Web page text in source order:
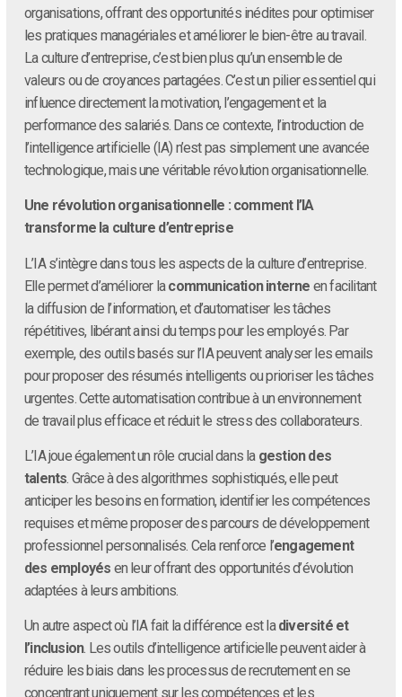
organisations, offrant des opportunités inédites pour optimiser
les pratiques managériales et améliorer le bien-être au travail.
La culture d’entreprise, c’est bien plus qu’un ensemble de
valeurs ou de croyances partagées. C’est un pilier essentiel qui
influence directement la motivation, l’engagement et la
performance des salariés. Dans ce contexte, l’introduction de
l’intelligence artificielle (IA) n’est pas simplement une avancée
technologique, mais une véritable révolution organisationnelle.
Une révolution organisationnelle : comment l’IA
transforme la culture d’entreprise
L’IA s’intègre dans tous les aspects de la culture d’entreprise.
Elle permet d’améliorer lacommunication interne en facilitant
la diffusion de l’information, et d’automatiser les tâches
répétitives, libérant ainsi du temps pour les employés. Par
exemple, des outils basés sur l’IA peuvent analyser les emails
pour proposer des résumés intelligents ou prioriser les tâches
urgentes. Cette automatisation contribue à un environnement
de travail plus efficace et réduit le stress des collaborateurs.
L’IA joue également un rôle crucial dans la gestion des
talents. Grâce à des algorithmes sophistiqués, elle peut
anticiper les besoins en formation, identifier les compétences
requises et même proposer des parcours de développement
professionnel personnalisés. Cela renforce l’engagement
des employés en leur offrant des opportunités d’évolution
adaptées à leurs ambitions.
Un autre aspect où l’IA fait la différence est ladiversité et
l’inclusion. Les outils d’intelligence artificielle peuvent aider à
réduire les biais dans les processus de recrutement en se
concentrant uniquement sur les compétences et les